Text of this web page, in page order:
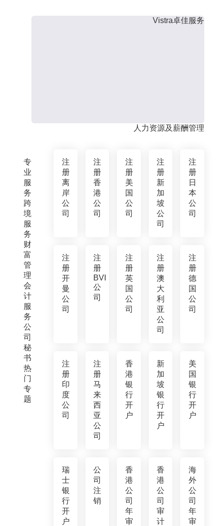
专
业
服
务
跨
境
服
务
财
富
管
理
会
计
服
务
公
司
秘
书
热
门
专
题
Vistra卓佳服务
人力资源及薪酬管理
注
册
离
岸
公
司
注
册
香
港
公
司
注
册
美
国
公
司
注
册
新
加
坡
公
司
注
册
日
本
公
司
注
册
开
曼
公
司
注
册
BVI
公
司
注
册
英
国
公
司
注
册
澳
大
利
亚
公
司
注
册
德
国
公
司
注
册
印
度
公
司
注
册
马
来
西
亚
公
司
香
港
银
行
开
户
新
加
坡
银
行
开
户
美
国
银
行
开
户
瑞
士
银
行
开
户
公
司
注
销
香
港
公
司
年
审
香
港
公
司
审
计
海
外
公
司
年
审